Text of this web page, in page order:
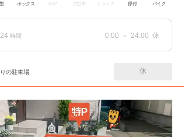
ボックス SUV 大型車 トラック 原付 バイク
24 時間 0:00 ～ 24:00 休
の駐車場 休